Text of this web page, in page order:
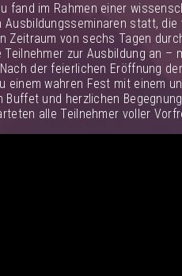
fand im Rahmen einer
Ausbildungsseminaren statt, die
Zeitraum von sechs Tagen
Teilnehmer zur Ausbildung an –
der feierlichen Eröffnung
einem wahren Fest mit einem
Buffet und herzlichen
alle Teilnehmer voller